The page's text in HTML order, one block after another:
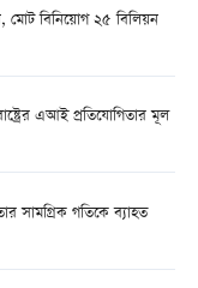
মোট বিনিয়োগ ২৫ বিলিয়ন
এআই প্রতিযোগিতার মূল
সামগ্রিক গতিকে ব্যাহত